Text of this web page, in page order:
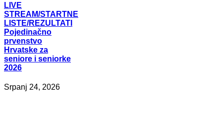
LIVE
STREAM/STARTNE
LISTE/REZULTATI
Pojedinačno
prvenstvo
Hrvatske za
seniore i seniorke
2026
Srpanj 24, 2026